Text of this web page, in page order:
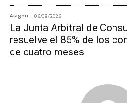
Aragón 06/08/2026
La Junta Arbitral de
resuelve el 85% de los
de cuatro meses